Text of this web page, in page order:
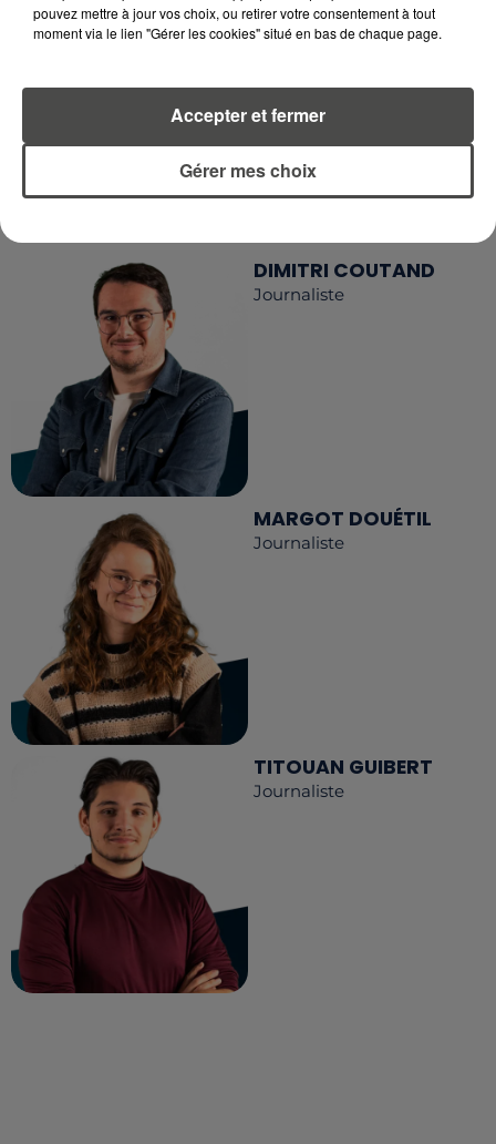
RECEVEZ LES ALERTES INFOS DE LA RÉDACTION
EN TÉLÉCHARGEANT L'APPLICATION MOBILE
LA RÉDACTION
RCA
Voir toute l'équipe RCA
DIMITRI COUTAND
Journaliste
MARGOT DOUÉTIL
Journaliste
TITOUAN GUIBERT
Journaliste
pouvez mettre à jour vos choix, ou retirer votre consentement à tout
moment via le lien "Gérer les cookies" situé en bas de chaque page.
Gérer mes choix
Accepter et fermer